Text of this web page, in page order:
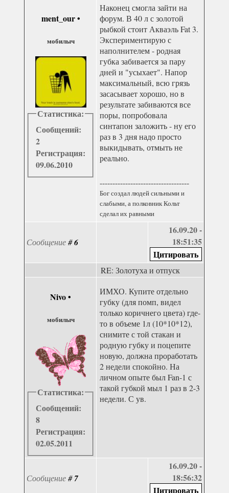
ment_our•
мобилыч
Статистика:
Сообщений:
2
Регистрация:
09.06.2010
Наконец смогла зайти на
форум. В 40 л с золотой
рыбкой стоит Акваэль Fat 3.
Экспериментирую с
наполнителем - родная
губка забивается за пару
дней и "усыхает". Напор
максимальный, всю грязь
засасывает хорошо, но в
результате забиваются все
поры, попробовала
синтапон заложить - ну его
раз в 3 дня надо просто
выкидывать, отмыть не
реально.
-----------------------------------
Бог создал людей сильными и
слабыми, а полковник Кольт
сделал их равными
Сообщение#6
16.09.20 -
18:51:35
RE: Золотуха и отпуск
Nivo•
мобилыч
Статистика:
Сообщений:
8
Регистрация:
02.05.2011
ИМХО. Купите отдельно
губку (для помп, видел
только коричнего цвета) где-
то в объеме 1л (10*10*12),
снимите с той стакан и
родную губку и поцепите
новую, должна проработать
2 недели спокойно. На
личном опыте был Fan-1 с
такой губкой мыл 1 раз в 2-3
недели. С ув.
Сообщение#7
16.09.20 -
18:56:32